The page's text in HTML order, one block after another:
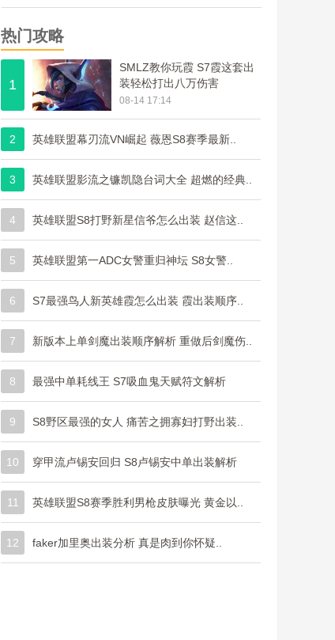
热门攻略
1
SMLZ教你玩霞 S7霞这套出
装轻松打出八万伤害
08-14 17:14
2 英雄联盟幕刃流VN崛起 薇恩S8赛季最新..
3 英雄联盟影流之镰凯隐台词大全 超燃的经典..
4 英雄联盟S8打野新星信爷怎么出装 赵信这..
5 英雄联盟第一ADC女警重归神坛 S8女警..
6 S7最强鸟人新英雄霞怎么出装 霞出装顺序..
7 新版本上单剑魔出装顺序解析 重做后剑魔伤..
8 最强中单耗线王 S7吸血鬼天赋符文解析
9 S8野区最强的女人 痛苦之拥寡妇打野出装..
10 穿甲流卢锡安回归 S8卢锡安中单出装解析
11 英雄联盟S8赛季胜利男枪皮肤曝光 黄金以..
12 faker加里奥出装分析 真是肉到你怀疑..